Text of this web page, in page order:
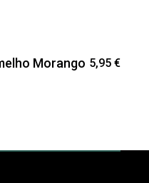
Morango 5,95 €